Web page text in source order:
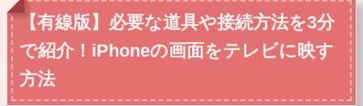
【有線版】必要な道具や接続方法を3分
で紹介！iPhoneの画面をテレビに映す
方法